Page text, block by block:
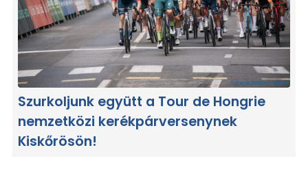
Szurkoljunk együtt a Tour de Hongrie
nemzetközi kerékpárversenynek
Kiskőrösön!